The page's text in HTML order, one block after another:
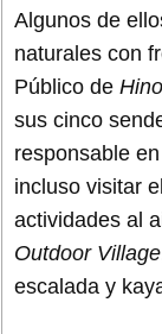
Algunos de
naturales con
Público de
sus cinco
responsable en
incluso visitar
actividades al
Outdoor Village
escalada y